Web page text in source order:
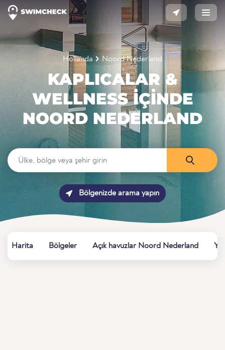
Hollanda Noord Nederland
KAPLICALAR &
WELLNESS IÇINDE
NOORD NEDERLAND
Bölgenizde arama yapın
Harita Bölgeler Açık havuzlar Noord Nederland